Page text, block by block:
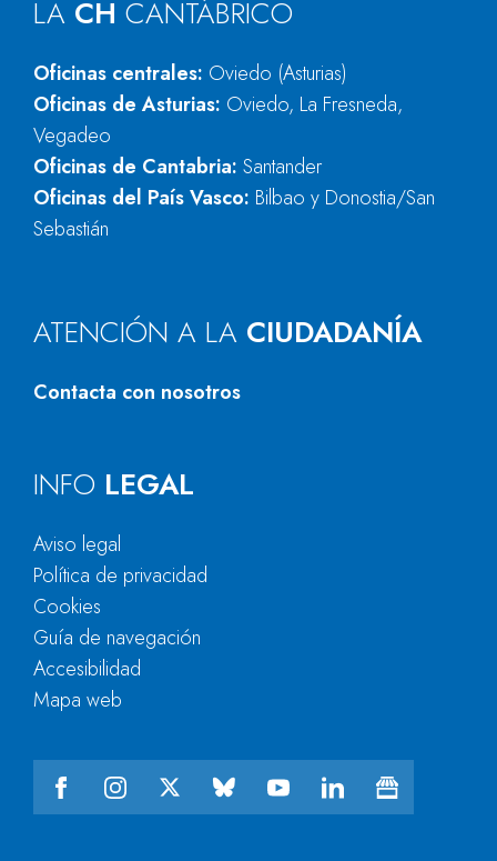
LA CH CANTÁBRICO
Oficinas centrales: Oviedo (Asturias)
Oficinas de Asturias: Oviedo, La Fresneda,
Vegadeo
Oficinas de Cantabria: Santander
Oficinas del País Vasco: Bilbao y Donostia/San
Sebastián
ATENCIÓN A LA CIUDADANÍA
Contacta con nosotros
INFO LEGAL
Aviso legal
Política de privacidad
Cookies
Guía de navegación
Accesibilidad
Mapa web